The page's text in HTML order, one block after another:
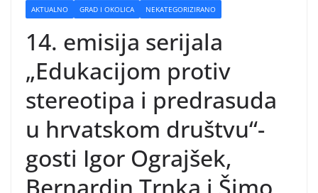
AKTUALNO GRAD I OKOLICA NEKATEGORIZIRANO
14. emisija serijala
„Edukacijom protiv
stereotipa i predrasuda
u hrvatskom društvu“-
gosti Igor Ograjšek,